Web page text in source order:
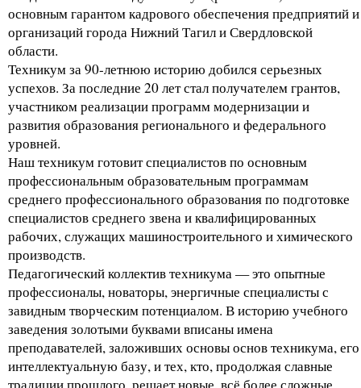
основным гарантом кадрового обеспечения предприятий и
организаций города Нижний Тагил и Свердловской
области.
Техникум за 90-летнюю историю добился серьезных
успехов. За последние 20 лет стал получателем грантов,
участником реализации программ модернизации и
развития образования регионального и федерального
уровней.
Наш техникум готовит специалистов по основным
профессиональным образовательным программам
среднего профессионального образования по подготовке
специалистов среднего звена и квалифицированных
рабочих, служащих машиностроительного и химического
производств.
Педагогический коллектив техникума — это опытные
профессионалы, новаторы, энергичные специалисты с
завидным творческим потенциалом. В историю учебного
заведения золотыми буквами вписаны имена
преподавателей, заложивших основы основ техникума, его
интеллектуальную базу, и тех, кто, продолжая славные